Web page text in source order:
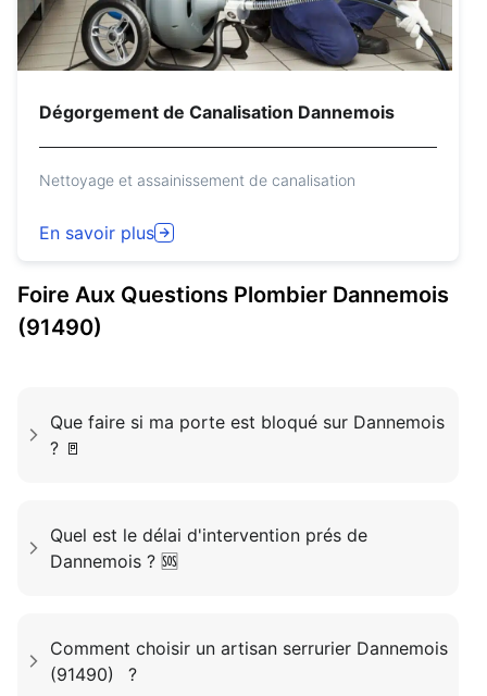
Dégorgement de Canalisation Dannemois
Nettoyage et assainissement de canalisation
En savoir plus
Foire Aux Questions Plombier Dannemois
(91490)
Que faire si ma porte est bloqué sur Dannemois
? 🚪
Quel est le délai d'intervention prés de
Dannemois ? 🆘
Comment choisir un artisan serrurier Dannemois
(91490) ?